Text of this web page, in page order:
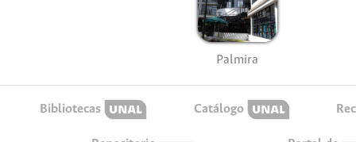
Palmira
Bibliotecas Catálogo